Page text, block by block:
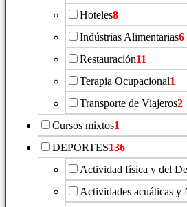
Hoteles8
Indústrias Alimentarias6
Restauración11
Terapia Ocupacional1
Transporte de Viajeros2
Cursos mixtos1
DEPORTES136
Actividad física y del
Actividades acuáticas y